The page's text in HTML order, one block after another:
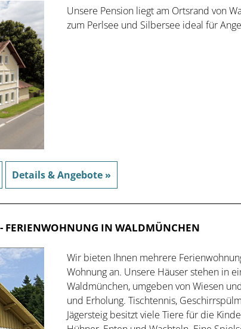
Unsere Pension liegt am Ortsrand von
zum Perlsee und Silbersee ideal für
Details & Angebote »
FERIENWOHNUNG IN WALDMÜNCHEN
Wir bieten Ihnen mehrere
Wohnung an. Unsere Häuser stehen in
Waldmünchen, umgeben von Wiesen
und Erholung. Tischtennis,
Jägersteig besitzt viele Tiere für die